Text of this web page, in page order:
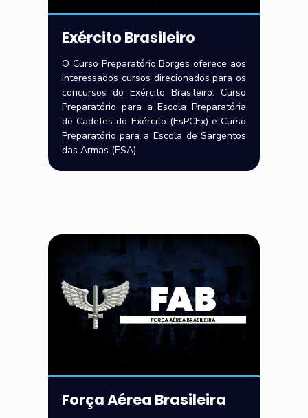
Exército Brasileiro
O Curso Preparatório Borges oferece aos
interessados cursos direcionados para os
concursos do Exército Brasileiro: Curso
Preparatório para a Escola Preparatória
de Cadetes do Exército (EsPCEx) e Curso
Preparatório para a Escola de Sargentos
das Armas (ESA).
Força Aérea Brasileira